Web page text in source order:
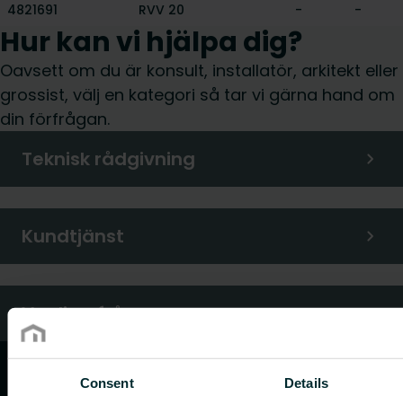
Consent Details
4821691
RVV 20 - -
Hur kan vi hjälpa dig?
Oavsett om du är konsult, installatör, arkitekt eller
grossist, välj en kategori så tar vi gärna hand om
din förfrågan.
Teknisk rådgivning
Kundtjänst
Vanliga frågor